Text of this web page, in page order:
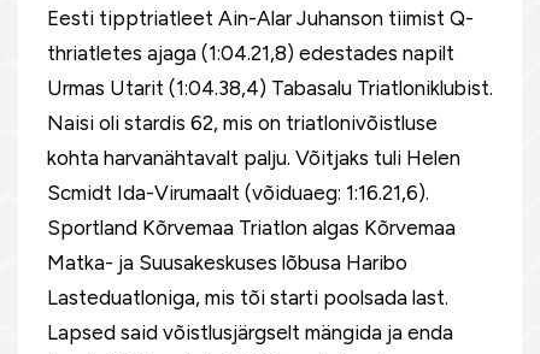
Eesti tipptriatleet Ain-Alar Juhanson tiimist Q-
thriatletes ajaga (1:04.21,8) edestades napilt
Urmas Utarit (1:04.38,4) Tabasalu Triatloniklubist.
Naisi oli stardis 62, mis on triatlonivõistluse
kohta harvanähtavalt palju. Võitjaks tuli Helen
Scmidt Ida-Virumaalt (võiduaeg: 1:16.21,6).
Sportland Kõrvemaa Triatlon algas Kõrvemaa
Matka- ja Suusakeskuses lõbusa Haribo
Lasteduatloniga, mis tõi starti poolsada last.
Lapsed said võistlusjärgselt mängida ja enda